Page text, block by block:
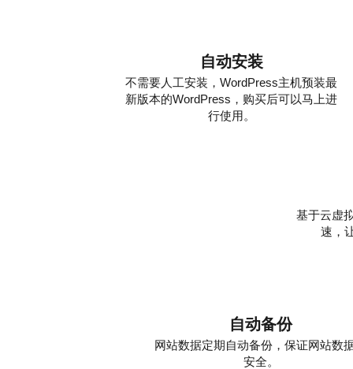
自动安装
不需要人工安装，WordPress主机预装最
新版本的WordPress，购买后可以马上进
行使用。
基于云虚
速，
自动备份
网站数据定期自动备份，保证网站数
安全。